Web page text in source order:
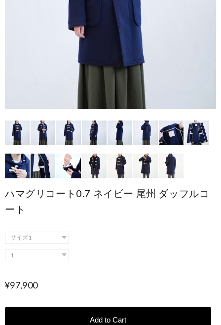
ハマグリコート0.7 ネイビー 尾州 ダッフルコ
ート
¥97,900
Add to Cart